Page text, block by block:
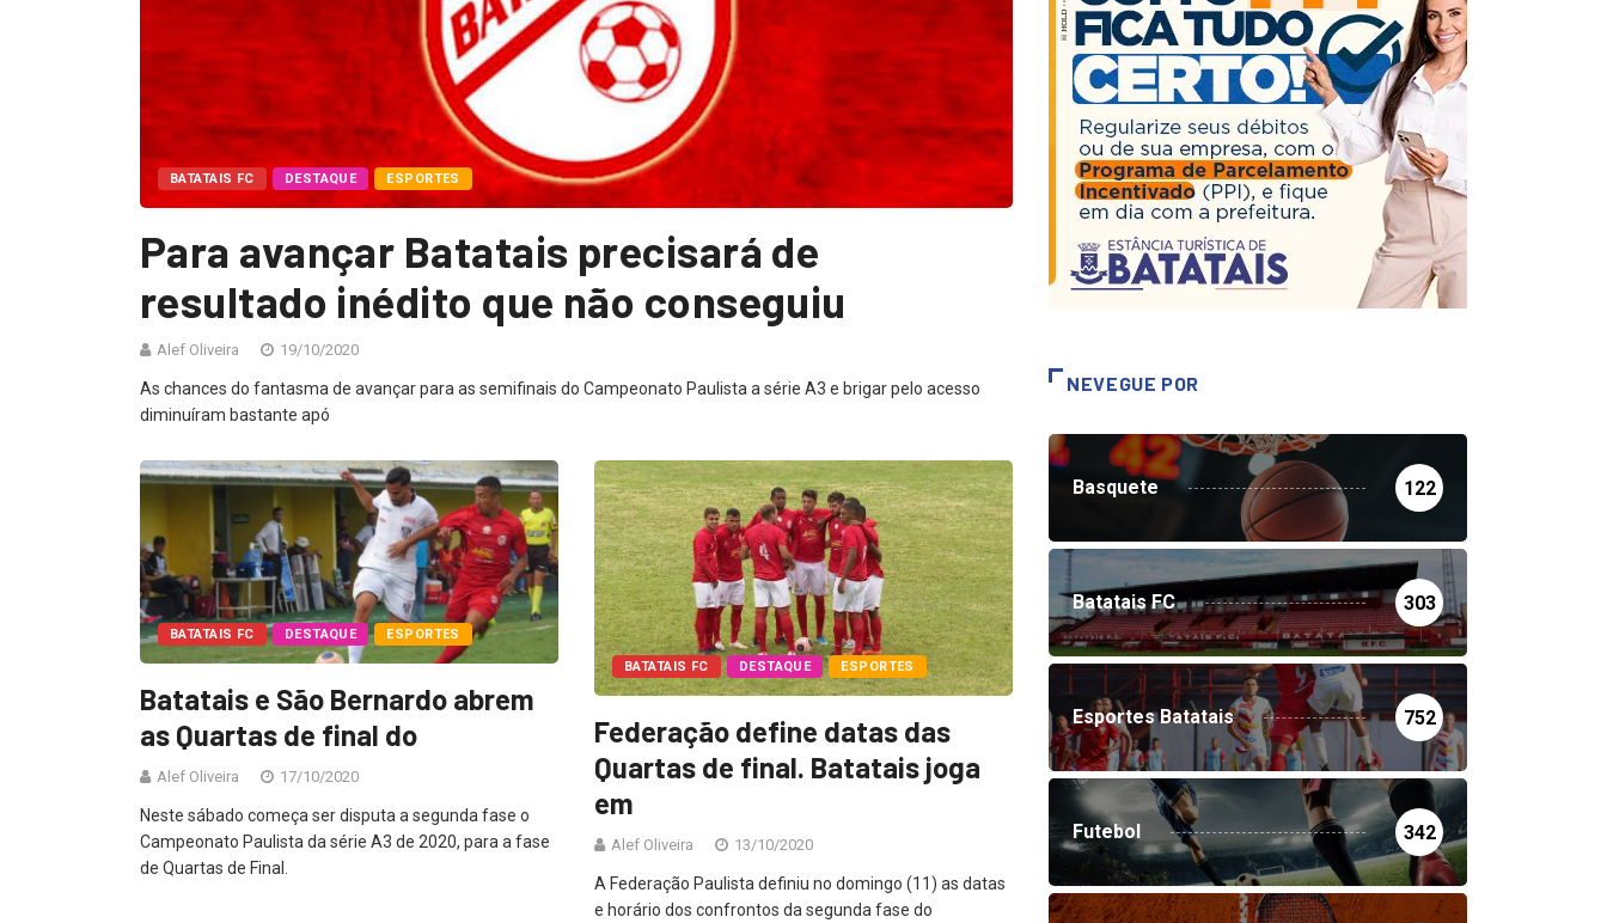
BATATAIS FC DESTAQUE ESPORTES
Para avançar Batatais precisará de
resultado inédito que não conseguiu
Alef Oliveira 19/10/2020
As chances do fantasma de avançar para as semifinais do Campeonato Paulista a série A3 e brigar pelo acesso
diminuíram bastante apó
BATATAIS FC DESTAQUE ESPORTES
Batatais e São Bernardo abrem
as Quartas de final do
Alef Oliveira 17/10/2020
Neste sábado começa ser disputa a segunda fase o
Campeonato Paulista da série A3 de 2020, para a fase
de Quartas de Final.
BATATAIS FC DESTAQUE ESPORTES
Federação define datas das
Quartas de final. Batatais joga
em
Alef Oliveira 13/10/2020
A Federação Paulista definiu no domingo (11) as datas
e horário dos confrontos da segunda fase do
NEVEGUE POR
Basquete 122
Batatais FC 303
Esportes Batatais 752
Futebol 342